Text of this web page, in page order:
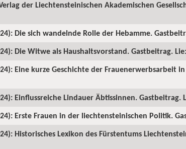
der Liechtensteinischen Akademischen
Die sich wandelnde Rolle der Hebamme.
Die Witwe als Haushaltsvorstand. Gastbeitrag.
Eine kurze Geschichte der Frauenerwerbsarbeit
Einflussreiche Lindauer Äbtissinnen. Gastbeitrag.
Erste Frauen in der liechtensteinischen Politik.
Historisches Lexikon des Fürstentums